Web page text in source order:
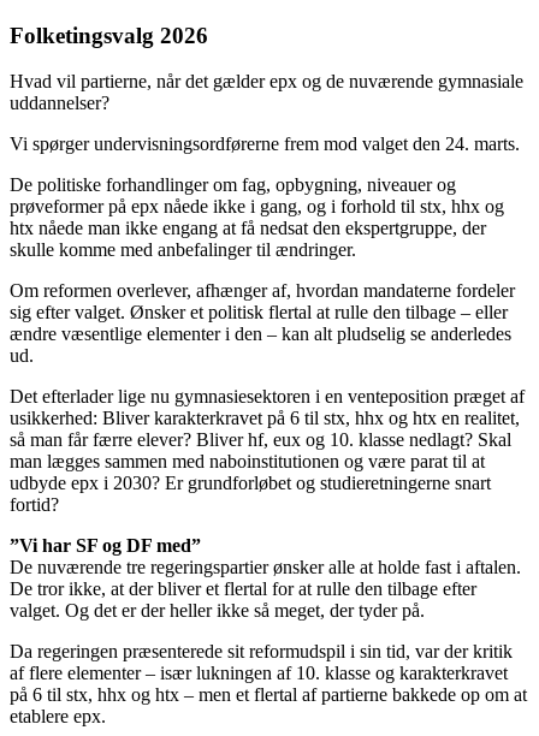
Folketingsvalg 2026
Hvad vil partierne, når det gælder epx og de nuværende gymnasiale
uddannelser?
Vi spørger undervisningsordførerne frem mod valget den 24. marts.
De politiske forhandlinger om fag, opbygning, niveauer og
prøveformer på epx nåede ikke i gang, og i forhold til stx, hhx og
htx nåede man ikke engang at få nedsat den ekspertgruppe, der
skulle komme med anbefalinger til ændringer.
Om reformen overlever, afhænger af, hvordan mandaterne fordeler
sig efter valget. Ønsker et politisk flertal at rulle den tilbage – eller
ændre væsentlige elementer i den – kan alt pludselig se anderledes
ud.
Det efterlader lige nu gymnasiesektoren i en venteposition præget af
usikkerhed: Bliver karakterkravet på 6 til stx, hhx og htx en realitet,
så man får færre elever? Bliver hf, eux og 10. klasse nedlagt? Skal
man lægges sammen med naboinstitutionen og være parat til at
udbyde epx i 2030? Er grundforløbet og studieretningerne snart
fortid?
”Vi har SF og DF med”
De nuværende tre regeringspartier ønsker alle at holde fast i aftalen.
De tror ikke, at der bliver et flertal for at rulle den tilbage efter
valget. Og det er der heller ikke så meget, der tyder på.
Da regeringen præsenterede sit reformudspil i sin tid, var der kritik
af flere elementer – især lukningen af 10. klasse og karakterkravet
på 6 til stx, hhx og htx – men et flertal af partierne bakkede op om at
etablere epx.